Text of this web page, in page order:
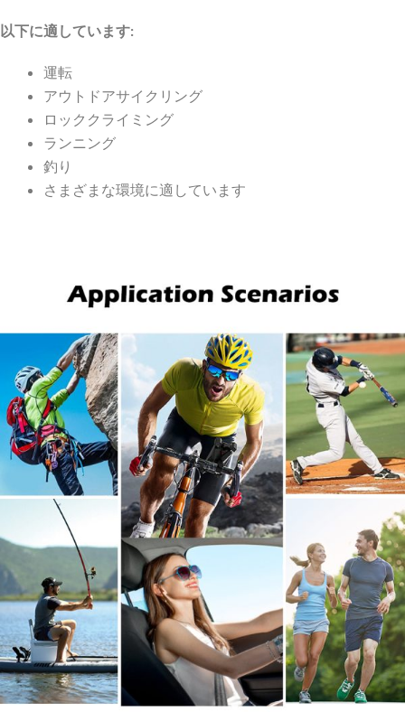
以下に適しています:
運転
アウトドアサイクリング
ロッククライミング
ランニング
釣り
さまざまな環境に適しています